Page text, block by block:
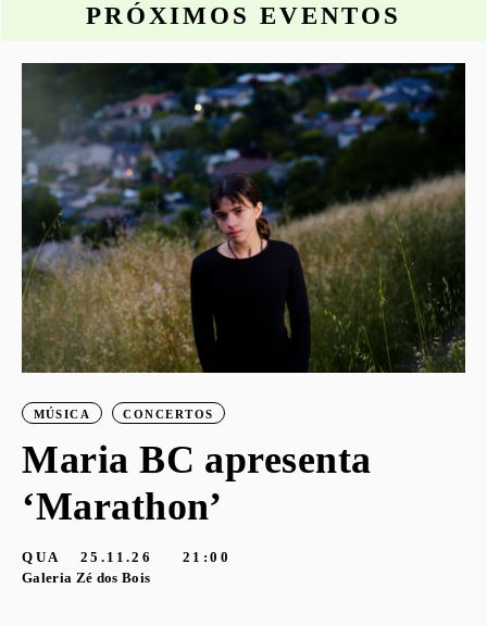
PRÓXIMOS EVENTOS
MÚSICA CONCERTOS
Maria BC apresenta
‘Marathon’
QUA 25.11.26
21:00
Galeria Zé dos Bois